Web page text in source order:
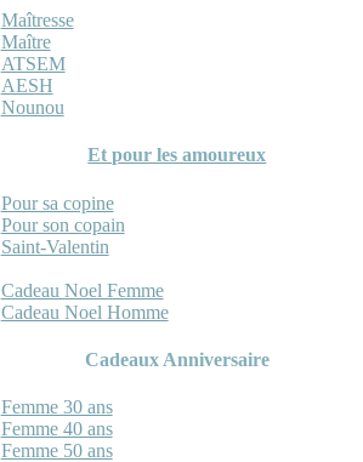
Maîtresse
Maître
ATSEM
AESH
Nounou
Et pour les amoureux
Pour sa copine
Pour son copain
Saint-Valentin
Cadeau Noel Femme
Cadeau Noel Homme
Cadeaux Anniversaire
Femme 30 ans
Femme 40 ans
Femme 50 ans